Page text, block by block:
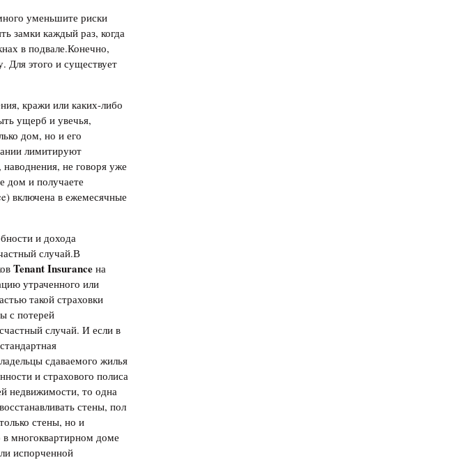
уменьшите риски
замки каждый раз, когда
в подвале.Конечно,
Для этого и существует
кражи или каких-либо
ущерб и увечья,
дом, но и его
лимитируют
не говоря уже
дом и получаете
включена в ежемесячные
и дохода
случай.В
TenantInsurance на
утраченного или
такой страховки
с потерей
случай. И если в
сдаваемого жилья
и страхового полиса
недвижимости, то одна
стены, пол
стены, но и
многоквартирном доме
испорченной